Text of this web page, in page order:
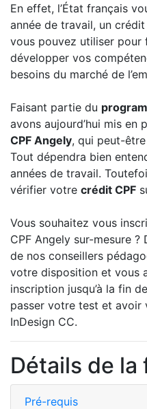
En effet, l’État français
année de travail, un
vous pouvez utiliser pour
développer vos
besoins du marché de
Faisant partie du
avons aujourd’hui mis en
CPF Angely, qui peut-être
Tout dépendra bien
années de travail.
vérifier votre crédit CPF
Vous souhaitez vous
CPF Angely sur-mesure ?
de nos conseillers
votre disposition et vous
inscription jusqu’à la fin
passer votre test et
InDesign CC.
Détails de la
Pré-requis